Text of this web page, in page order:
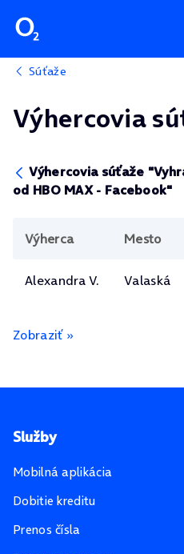
Súťaže
Výhercovia
Výhercovia súťaže
od HBO MAX - Facebook"
Výherca Mesto
Alexandra V. Valaská
Zobraziť »
Pätička stránky
Služby
Mobilná aplikácia
Dobitie kreditu
Prenos čísla